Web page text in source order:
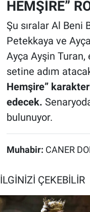
HEMŞİRE”
Şu sıralar Al Beni
Petekkaya ve
Ayça Ayşin Turan,
setine adım
Hemşire”
edecek.
bulunuyor.
Muhabir: CANER